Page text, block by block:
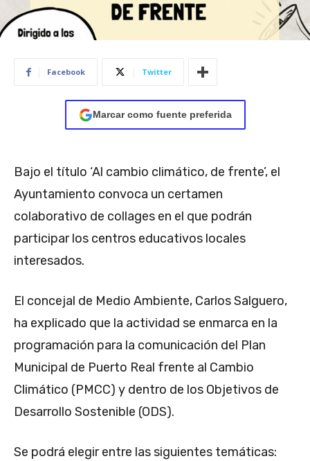
Facebook Twitter
Marcar como fuente preferida
Bajo el título ‘Al cambio climático, de frente’, el
Ayuntamiento convoca un certamen
colaborativo de collages en el que podrán
participar los centros educativos locales
interesados.
El concejal de Medio Ambiente, Carlos Salguero,
ha explicado que la actividad se enmarca en la
programación para la comunicación del Plan
Municipal de Puerto Real frente al Cambio
Climático (PMCC) y dentro de los Objetivos de
Desarrollo Sostenible (ODS).
Se podrá elegir entre las siguientes temáticas: